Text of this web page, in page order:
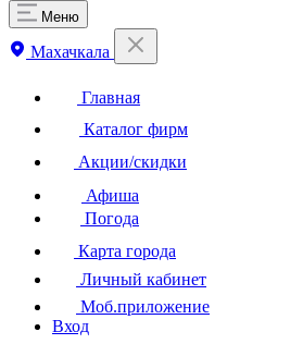
Меню
Махачкала
Главная
Каталог фирм
Акции/скидки
Афиша
Погода
Карта города
Личный кабинет
Моб.приложение
Вход